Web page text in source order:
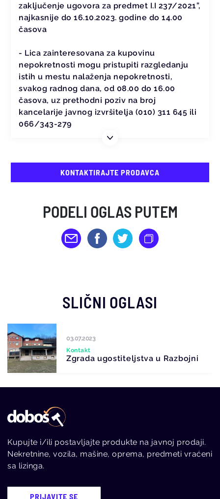
zaključenje ugovora za predmet I.I 237/2021”,
najkasnije do 16.10.2023. godine do 14.00
časova
- Lica zainteresovana za kupovinu
nepokretnosti mogu pristupiti razgledanju
istih u mestu nalaženja nepokretnosti,
svakog radnog dana, od 08.00 do 16.00
časova, uz prethodni poziv na broj
kancelarije javnog izvršitelja (010) 311 645 ili
066/343-279
KONTAKTIRAJTE PRODAVCA
PODELI OGLAS PUTEM
SLIČNI OGLASI
03.07.2023
Kontakt
Zgrada ugostiteljstva u Razbojni
Kupujte i/ili postavljajte produkte na javnoj prodaji.
Nekretnine, vozila, mašine, oprema, predmeti vraćeni
sa lizinga.
PRIJAVITE SE